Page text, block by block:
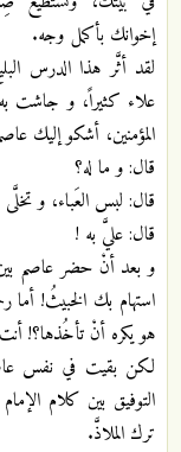
إخوانك بأكمل وجه.
لقد أثَّر هذا الدرس
علاء كثيراً، و جاشت
المؤمنين، أشكو إليك
قال: و ما له؟
قال: لبس العَباء، و تخلَّى
قال: عليَّ به !
و بعد أنْ حضر عاصم بين
استهام بك الخبيثُ!
هو يكره أنْ تأخُذها؟!
لكن بقيت في نفس
التوفيق بين كلام
ترك الملاذَّ.